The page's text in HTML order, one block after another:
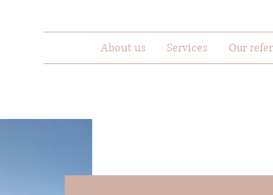
About us Services Our